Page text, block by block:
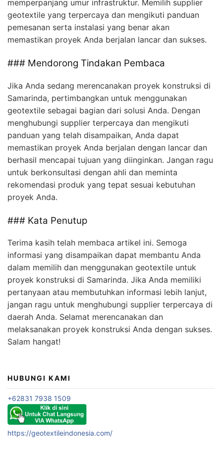
memperpanjang umur infrastruktur. Memilih supplier
geotextile yang terpercaya dan mengikuti panduan
pemesanan serta instalasi yang benar akan
memastikan proyek Anda berjalan lancar dan sukses.
### Mendorong Tindakan Pembaca
Jika Anda sedang merencanakan proyek konstruksi di
Samarinda, pertimbangkan untuk menggunakan
geotextile sebagai bagian dari solusi Anda. Dengan
menghubungi supplier terpercaya dan mengikuti
panduan yang telah disampaikan, Anda dapat
memastikan proyek Anda berjalan dengan lancar dan
berhasil mencapai tujuan yang diinginkan. Jangan ragu
untuk berkonsultasi dengan ahli dan meminta
rekomendasi produk yang tepat sesuai kebutuhan
proyek Anda.
### Kata Penutup
Terima kasih telah membaca artikel ini. Semoga
informasi yang disampaikan dapat membantu Anda
dalam memilih dan menggunakan geotextile untuk
proyek konstruksi di Samarinda. Jika Anda memiliki
pertanyaan atau membutuhkan informasi lebih lanjut,
jangan ragu untuk menghubungi supplier terpercaya di
daerah Anda. Selamat merencanakan dan
melaksanakan proyek konstruksi Anda dengan sukses.
Salam hangat!
HUBUNGI KAMI
+62831 7938 1509
https://geotextileindonesia.com/